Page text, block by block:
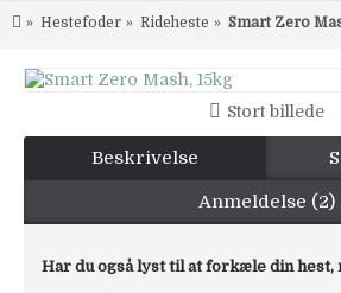
Hestefoder Rideheste Smart Zero
Stort billede
Beskrivelse
Anmeldelse (2)
Har du også lyst til at forkæle din hest,